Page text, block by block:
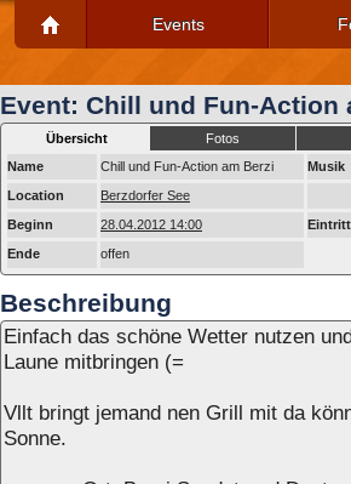
Events
Event: Chill und Fun-Action
Übersicht
Fotos
Name
Chill und Fun-Action am Berzi
Musik
Location
Berzdorfer See
Beginn
28.04.2012 14:00
Eintritt
Ende
offen
Beschreibung
Einfach das schöne Wetter nutzen
Laune mitbringen (=
Vllt bringt jemand nen Grill mit da
Sonne.